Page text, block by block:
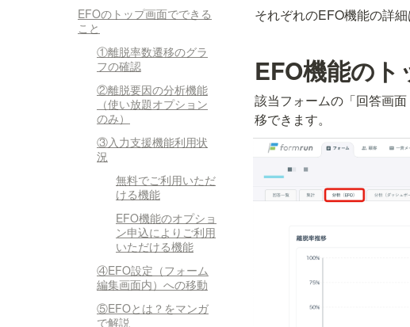
EFOのトップ画面でできる
こと
①離脱率数遷移のグラ
フの確認
②離脱要因の分析機能
（使い放題オプション
のみ）
③入力支援機能利用状
況
無料でご利用いただ
ける機能
EFO機能のオプショ
ン申込によりご利用
いただける機能
④EFO設定（フォーム
編集画面内）への移動
⑤EFOとは？をマンガ
で解説
それぞれのEFO機能の詳
EFO機能の
該当フォームの「回答画
移できます。